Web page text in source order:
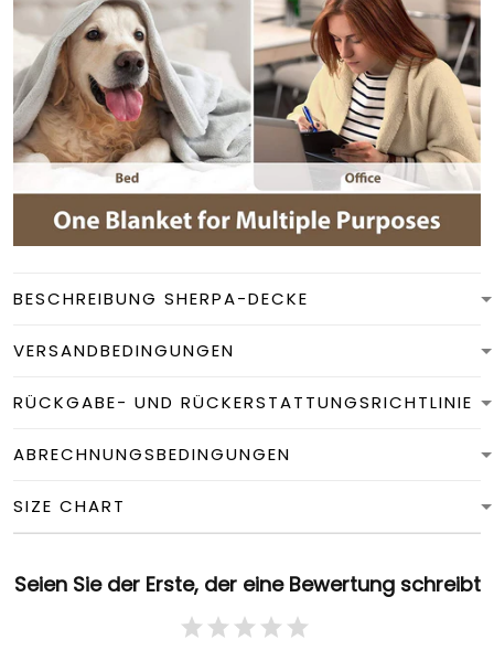
BESCHREIBUNG SHERPA-DECKE
VERSANDBEDINGUNGEN
RÜCKGABE- UND RÜCKERSTATTUNGSRICHTLINIE
ABRECHNUNGSBEDINGUNGEN
SIZE CHART
Seien Sie der Erste, der eine Bewertung schreibt